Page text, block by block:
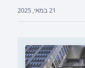
21 במאי, 2025